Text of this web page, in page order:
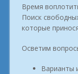
Время
Поиск
которые
Осветим
Варианты